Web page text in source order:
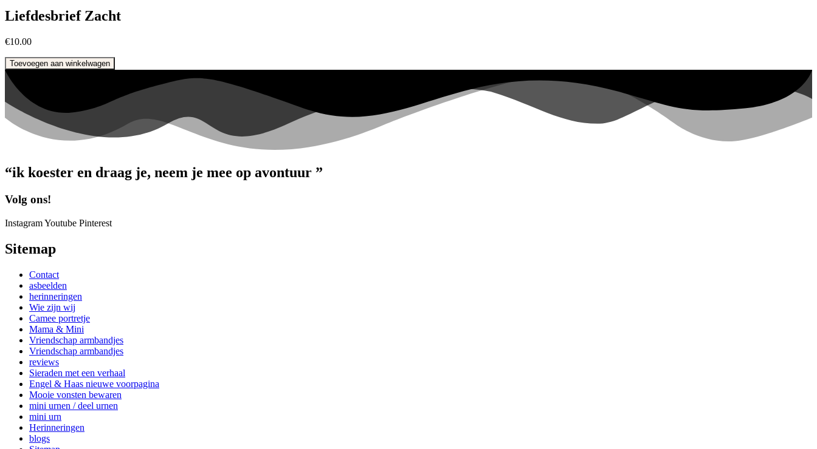
Liefdesbrief Zacht
€10.00
Liefdesbrief
Zacht
aantal
Toevoegen aan winkelwagen
“ik koester en draag je, neem je mee op avontuur ”
Volg ons!
InstagramYoutube Pinterest
Sitemap
Contact
asbeelden
herinneringen
Wie zijn wij
Camee portretje
Mama & Mini
Vriendschap armbandjes
Vriendschap armbandjes
reviews
Sieraden met een verhaal
Engel & Haas nieuwe voorpagina
Mooie vonsten bewaren
mini urnen / deel urnen
mini urn
Herinneringen
blogs